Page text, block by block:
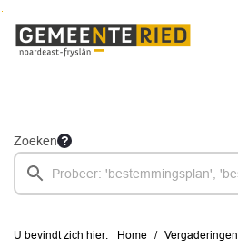
Zoeken
U bevindt zich hier: Home Vergaderingen